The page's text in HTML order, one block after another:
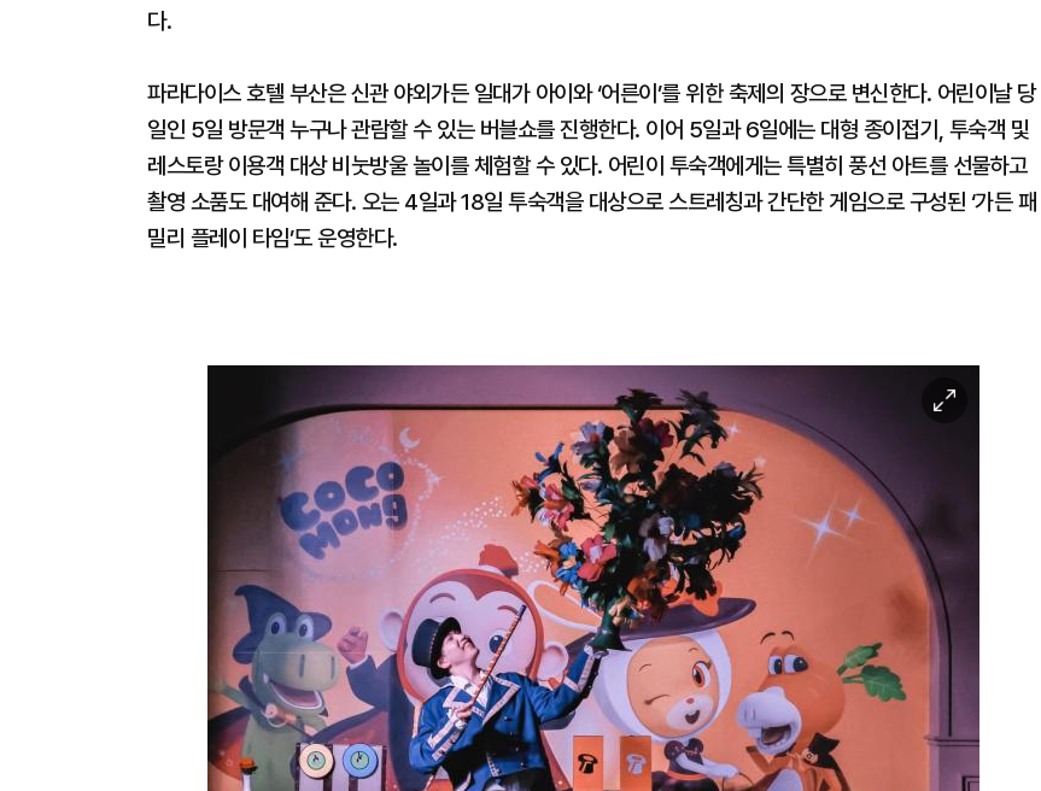
다.
파라다이스 호텔 부산은 신관 야외가든 일대가 아이와 ‘어른이’를 위한 축제의 장으로 변신한다. 어린이날 당
일인 5일 방문객 누구나 관람할 수 있는 버블쇼를 진행한다. 이어 5일과 6일에는 대형 종이접기, 투숙객 및
레스토랑 이용객 대상 비눗방울 놀이를 체험할 수 있다. 어린이 투숙객에게는 특별히 풍선 아트를 선물하고
촬영 소품도 대여해 준다. 오는 4일과 18일 투숙객을 대상으로 스트레칭과 간단한 게임으로 구성된 ‘가든 패
밀리 플레이 타임’도 운영한다.
대